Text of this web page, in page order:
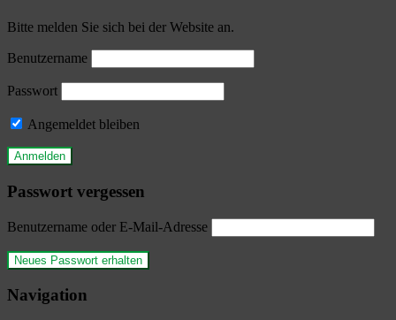
Bitte melden Sie sich bei der Website an.
Benutzername
Passwort
Angemeldet bleiben
Passwort vergessen
Benutzername oder E-Mail-Adresse
Navigation